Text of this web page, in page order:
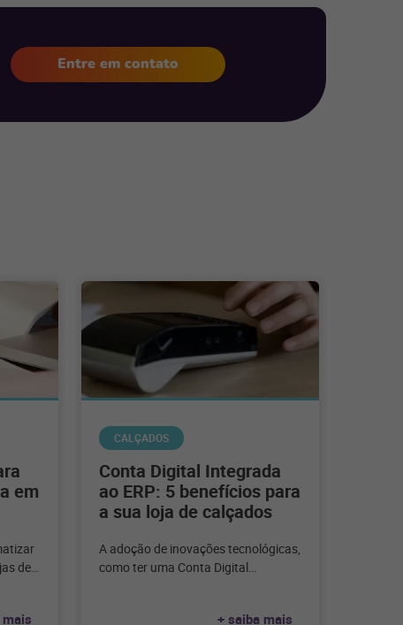
Entre em contato
em
de
CALÇADOS
Conta Digital Integrada
ao ERP: 5 benefícios para
a sua loja de calçados
A adoção de inovações tecnológicas,
como ter uma Conta Digital
+ saiba mais